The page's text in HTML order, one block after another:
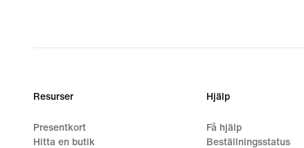
Resurser
Presentkort
Hitta en butik
Hjälp
Få hjälp
Beställningsstatus